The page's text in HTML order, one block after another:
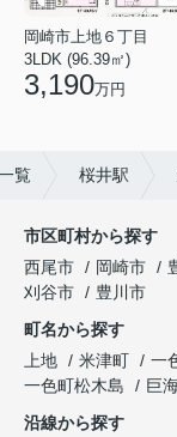
岡崎市上地６丁目
3LDK (96.39㎡)
3,190万円
覧 桜井駅
市区町村から探す
西尾市
岡崎市
刈谷市
豊川市
町名から探す
上地
米津町 一
一色町松木島
巨
沿線から探す